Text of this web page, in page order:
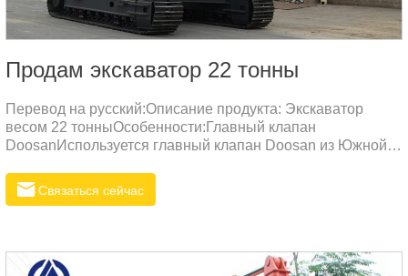
Продам экскаватор 22 тонны
Перевод на русский:Описание продукта: Экскаватор
весом 22 тонныОсобенности:Главный клапан
DoosanИспользуется главный клапан Doosan из Южной
потери давления. По сравнению с клапанами других
брендов, клапан Doosan отличается более эффективным
Связаться сейчас